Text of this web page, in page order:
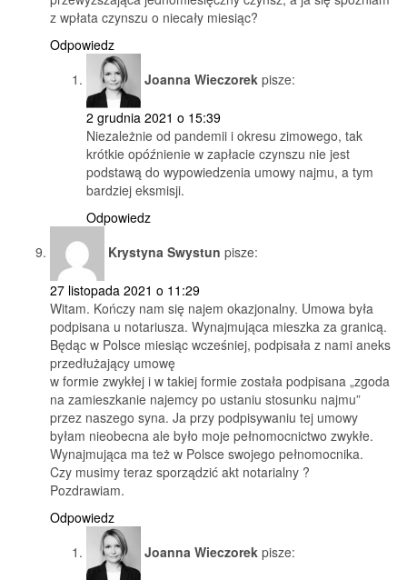
z wpłata czynszu o niecały miesiąc?
Odpowiedz
Joanna Wieczorek pisze:
2 grudnia 2021 o 15:39
Niezależnie od pandemii i okresu zimowego, tak
krótkie opóźnienie w zapłacie czynszu nie jest
podstawą do wypowiedzenia umowy najmu, a tym
bardziej eksmisji.
Odpowiedz
Krystyna Swystun pisze:
27 listopada 2021 o 11:29
Witam. Kończy nam się najem okazjonalny. Umowa była
podpisana u notariusza. Wynajmująca mieszka za granicą.
Będąc w Polsce miesiąc wcześniej, podpisała z nami aneks
przedłużający umowę
w formie zwykłej i w takiej formie została podpisana „zgoda
na zamieszkanie najemcy po ustaniu stosunku najmu”
przez naszego syna. Ja przy podpisywaniu tej umowy
byłam nieobecna ale było moje pełnomocnictwo zwykłe.
Wynajmująca ma też w Polsce swojego pełnomocnika.
Czy musimy teraz sporządzić akt notarialny ?
Pozdrawiam.
Odpowiedz
Joanna Wieczorek pisze: